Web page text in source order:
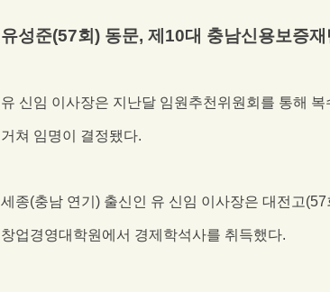
유성준(57회) 동문, 제 10대 충남신용보증
유 신임 이사장은 지난달 임원추천위원회를 통해
거쳐 임명이 결정됐다.
세종(충남 연기 ) 출신인 유 신임 이사장은 대전고(57
창업경영대학원에서 경제학석사를 취득했다.